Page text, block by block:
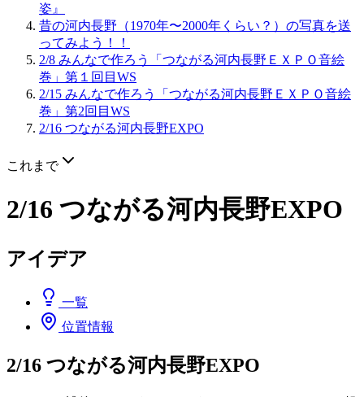
姿』
昔の河内長野（1970年〜2000年くらい？）の写真を送
ってみよう！！
2/8 みんなで作ろう「つながる河内長野ＥＸＰＯ音絵
巻」第１回目WS
2/15 みんなで作ろう「つながる河内長野ＥＸＰＯ音絵
巻」第2回目WS
2/16 つながる河内長野EXPO
これまで
2/16 つながる河内長野EXPO
アイデア
一覧
位置情報
2/16 つながる河内長野EXPO